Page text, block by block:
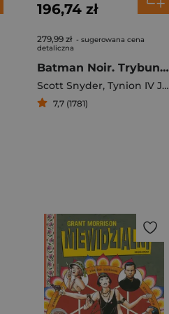
Dustin Nguyen
196,74 zł
279,99 zł - sugerowana cena
detaliczna
Batman Noir. Trybunał Sów
Scott Snyder, Tynion IV James
7,7 (1781)